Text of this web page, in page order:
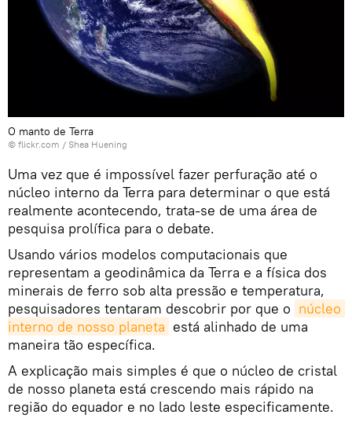
O manto de Terra
© flickr.com / Shea Huening
Uma vez que é impossível fazer perfuração até o
núcleo interno da Terra para determinar o que está
realmente acontecendo, trata-se de uma área de
pesquisa prolífica para o debate.
Usando vários modelos computacionais que
representam a geodinâmica da Terra e a física dos
minerais de ferro sob alta pressão e temperatura,
pesquisadores tentaram descobrir por que o núcleo
interno de nosso planeta está alinhado de uma
maneira tão específica.
A explicação mais simples é que o núcleo de cristal
de nosso planeta está crescendo mais rápido na
região do equador e no lado leste especificamente.